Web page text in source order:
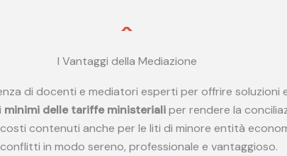
I Vantaggi della Mediazione
di docenti e mediatori esperti per offrire soluzioni
minimi delle tariffe ministerialiper rendere la
contenuti anche per le liti di minore entità
in modo sereno, professionale e vantaggioso.